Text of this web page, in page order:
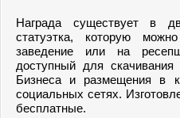
Награда существует в
статуэтка, которую
заведение или на
доступный для
Бизнеса и размещения в
социальных сетях.
бесплатные.